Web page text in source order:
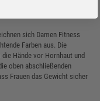
sich Damen Fitness
Farben aus. Die
Hände vor Hornhaut und
oben abschließenden
Frauen das Gewicht sicher